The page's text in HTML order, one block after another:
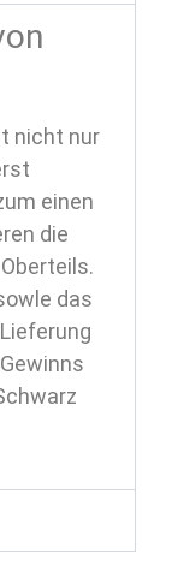
nicht nur
einen
die
das